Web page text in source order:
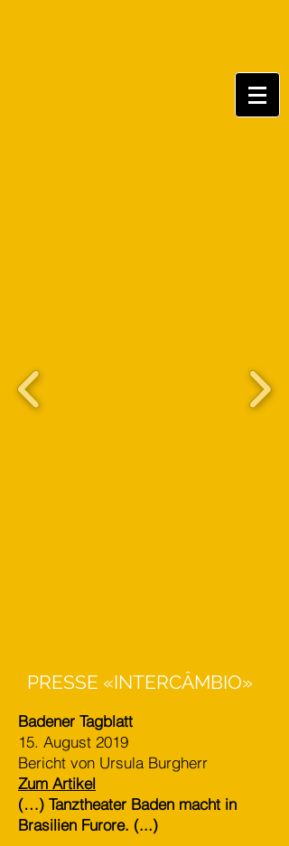
PRESSE «INTERCÂMBIO»
Badener Tagblatt
15. August 2019
Bericht von Ursula Burgherr
Zum Artikel
(…) Tanztheater Baden macht in
Brasilien Furore. (...)